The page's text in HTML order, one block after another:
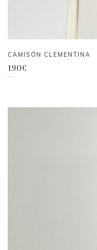
CAMISÓN CLEMENTINA
190€